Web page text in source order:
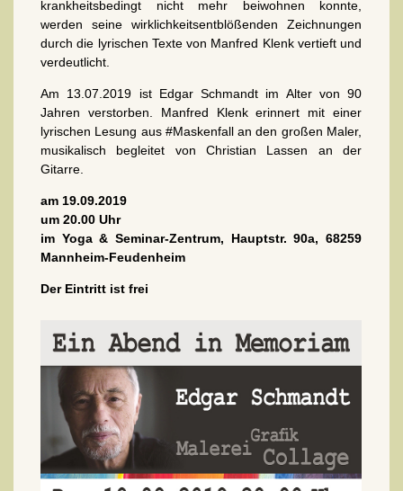
krankheitsbedingt nicht mehr beiwohnen konnte,
werden seine wirklichkeitsentblößenden Zeichnungen
durch die lyrischen Texte von Manfred Klenk vertieft und
verdeutlicht.
Am 13.07.2019 ist Edgar Schmandt im Alter von 90
Jahren verstorben. Manfred Klenk erinnert mit einer
lyrischen Lesung aus #Maskenfall an den großen Maler,
musikalisch begleitet von Christian Lassen an der
Gitarre.
am 19.09.2019
um 20.00 Uhr
im Yoga & Seminar-Zentrum, Hauptstr. 90a, 68259
Mannheim-Feudenheim
Der Eintritt ist frei